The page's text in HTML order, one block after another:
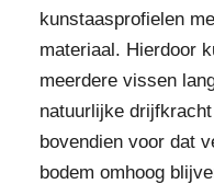
kunstaasprofielen
materiaal. Hierdoor
meerdere vissen
natuurlijke
bovendien voor dat
bodem omhoog